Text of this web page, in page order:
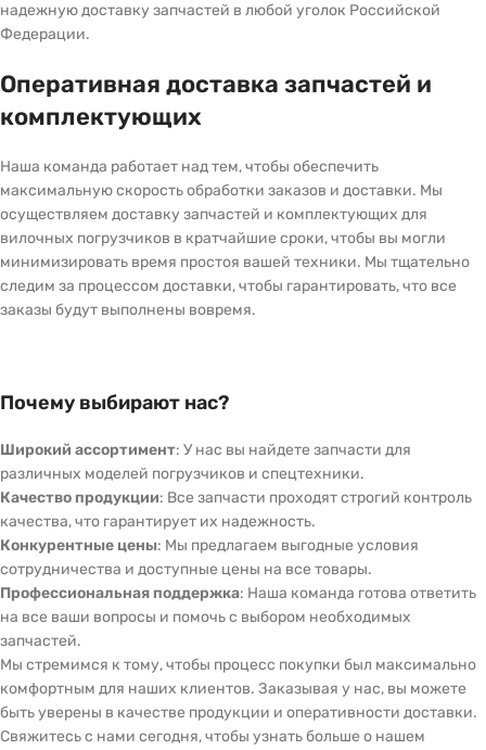
надежную доставку запчастей в любой уголок Российской
Федерации.
Оперативная доставка запчастей и
комплектующих
Наша команда работает над тем, чтобы обеспечить
максимальную скорость обработки заказов и доставки. Мы
осуществляем доставку запчастей и комплектующих для
вилочных погрузчиков в кратчайшие сроки, чтобы вы могли
минимизировать время простоя вашей техники. Мы тщательно
следим за процессом доставки, чтобы гарантировать, что все
заказы будут выполнены вовремя.
Почему выбирают нас?
Широкий ассортимент: У нас вы найдете запчасти для
различных моделей погрузчиков и спецтехники.
Качество продукции: Все запчасти проходят строгий контроль
качества, что гарантирует их надежность.
Конкурентные цены: Мы предлагаем выгодные условия
сотрудничества и доступные цены на все товары.
Профессиональная поддержка: Наша команда готова ответить
на все ваши вопросы и помочь с выбором необходимых
запчастей.
Мы стремимся к тому, чтобы процесс покупки был максимально
комфортным для наших клиентов. Заказывая у нас, вы можете
быть уверены в качестве продукции и оперативности доставки.
Свяжитесь с нами сегодня, чтобы узнать больше о нашем